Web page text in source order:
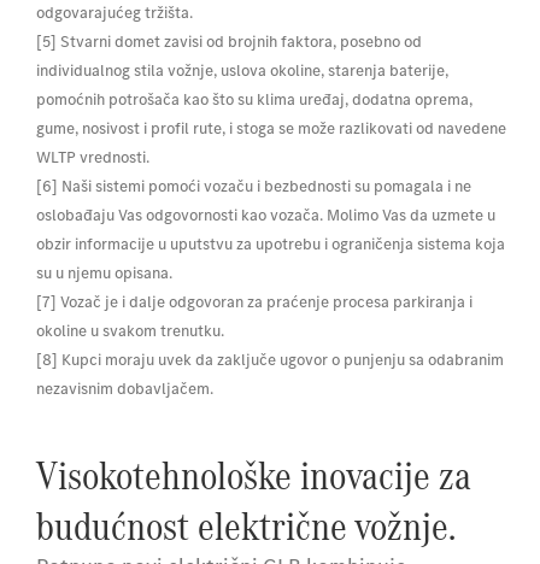
odgovarajućeg tržišta.
[5] Stvarni domet zavisi od brojnih faktora, posebno od
individualnog stila vožnje, uslova okoline, starenja baterije,
pomoćnih potrošača kao što su klima uređaj, dodatna oprema,
gume, nosivost i profil rute, i stoga se može razlikovati od navedene
WLTP vrednosti.
[6] Naši sistemi pomoći vozaču i bezbednosti su pomagala i ne
oslobađaju Vas odgovornosti kao vozača. Molimo Vas da uzmete u
obzir informacije u uputstvu za upotrebu i ograničenja sistema koja
su u njemu opisana.
[7] Vozač je i dalje odgovoran za praćenje procesa parkiranja i
okoline u svakom trenutku.
[8] Kupci moraju uvek da zaključe ugovor o punjenju sa odabranim
nezavisnim dobavljačem.
Visokotehnološke inovacije za
budućnost električne vožnje.